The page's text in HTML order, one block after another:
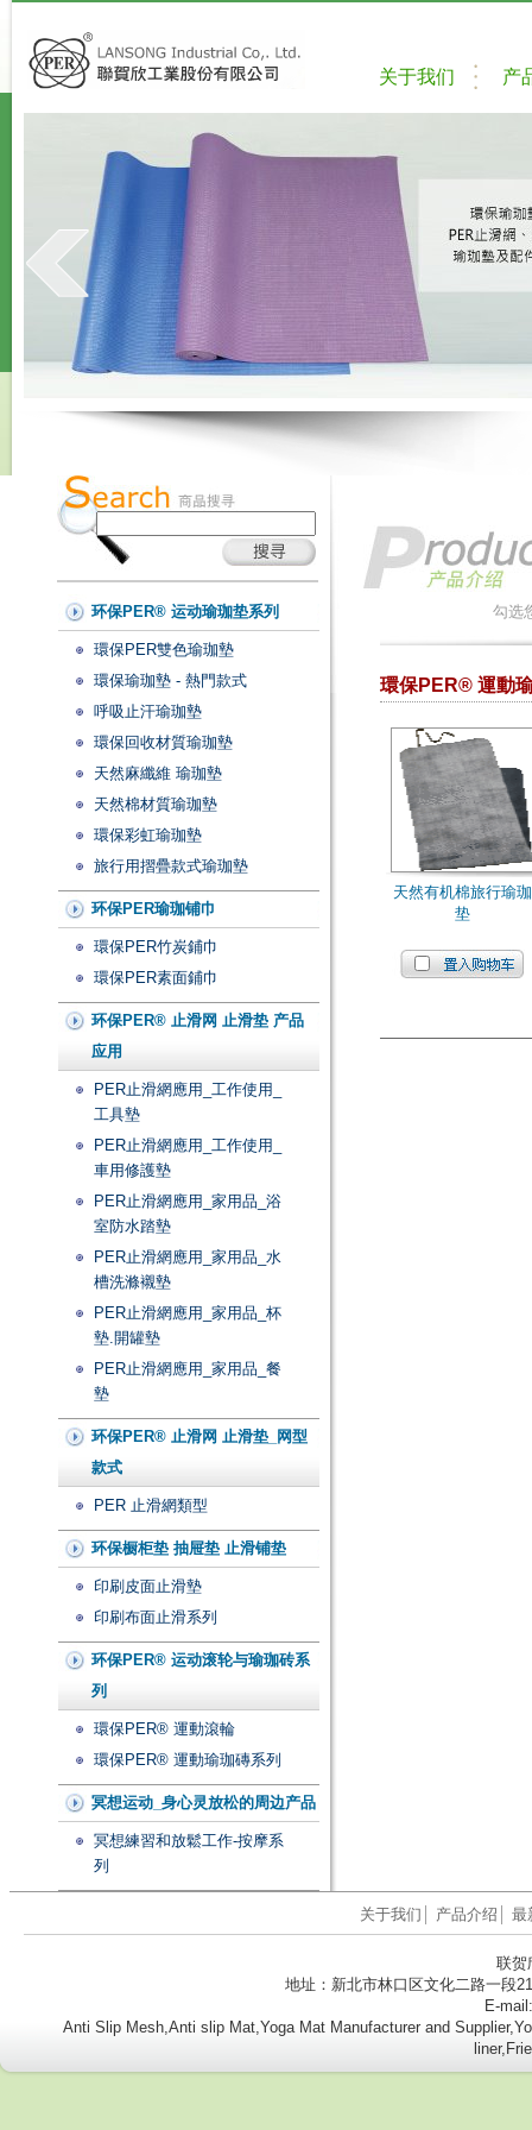
关于我们 产
环保PER® 运动瑜珈垫系列
環保PER雙色瑜珈墊
環保瑜珈墊 - 熱門款式
呼吸止汗瑜珈墊
環保回收材質瑜珈墊
天然麻纖維 瑜珈墊
天然棉材質瑜珈墊
環保彩虹瑜珈墊
旅行用摺疊款式瑜珈墊
环保PER瑜珈铺巾
環保PER竹炭鋪巾
環保PER素面鋪巾
环保PER® 止滑网 止滑垫 产品
应用
PER止滑網應用_工作使用_
工具墊
PER止滑網應用_工作使用_
車用修護墊
PER止滑網應用_家用品_浴
室防水踏墊
PER止滑網應用_家用品_水
槽洗滌襯墊
PER止滑網應用_家用品_杯
墊.開罐墊
PER止滑網應用_家用品_餐
墊
环保PER® 止滑网 止滑垫_网型
款式
PER 止滑網類型
环保橱柜垫 抽屉垫 止滑铺垫
印刷皮面止滑墊
印刷布面止滑系列
环保PER® 运动滚轮与瑜珈砖系
列
環保PER® 運動滾輪
環保PER® 運動瑜珈磚系列
冥想运动_身心灵放松的周边产品
冥想練習和放鬆工作-按摩系
列
勾选
環保PER® 運動
天然有机棉旅行瑜珈
垫
关于我们 产品介绍 最
联贺
地址：新北市林口区文化二路一段
E-
Anti Slip Mesh,Anti slip Mat,Yoga Mat Manufacturer and